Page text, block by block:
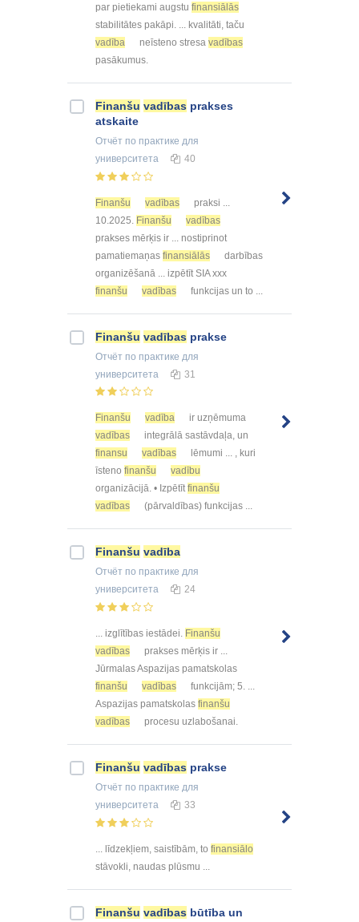
par pietiekami augstu finansiālās
stabilitātes pakāpi. ... kvalitāti, taču
vadība
neīsteno stresa vadības
pasākumus.
Finanšu vadības prakses
atskaite
Отчёт по практике для
университета
40
Finanšu vadības
praksi ...
10.2025. Finanšu
vadības
prakses mērķis ir ... nostiprinot
pamatiemaņas finansiālās
darbības
organizēšanā ... izpētīt SIA xxx
finanšu
vadības funkcijas un to ...
Finanšu vadības prakse
Отчёт по практике для
университета
31
Finanšu vadība
ir uzņēmuma
vadības
integrālā sastāvdaļa, un
finansu
vadības
lēmumi ... , kuri
īsteno finanšu
vadību
organizācijā. • Izpētītfinanšu
vadības
(pārvaldības) funkcijas ...
Finanšu vadība
Отчёт по практике для
университета
24
... izglītības iestādei. Finanšu
vadības
prakses mērķis ir ...
Jūrmalas Aspazijas pamatskolas
finanšu
vadības
funkcijām; 5. ...
Aspazijas pamatskolas finanšu
vadības
procesu uzlabošanai.
Finanšu vadības prakse
Отчёт по практике для
университета
33
... līdzekļiem, saistībām, to finansiālo
stāvokli, naudas plūsmu ...
Finanšu vadības būtība un